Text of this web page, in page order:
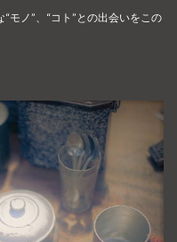
モノ”、“コト”との出会いをこの